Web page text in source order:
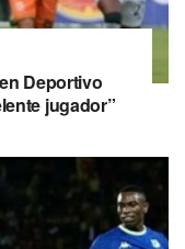
Deportivo
jugador”